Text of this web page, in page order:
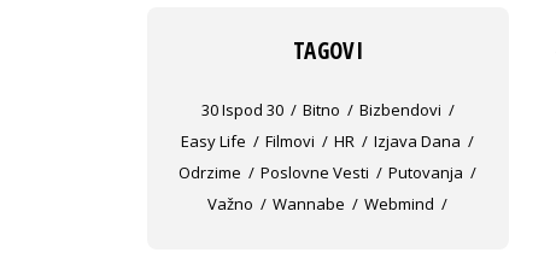
TAGOVI
30 Ispod 30 Bitno
Bizbendovi
Easy Life
Filmovi HR
Izjava Dana
Odrzime
Poslovne Vesti
Putovanja
Važno
Wannabe Webmind